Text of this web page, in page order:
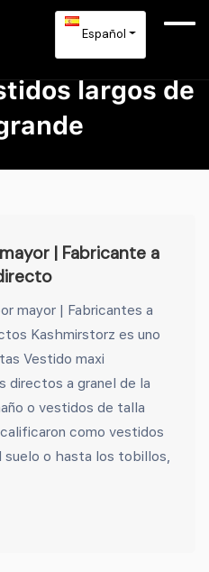
Español
largos de
| Fabricante a
mayor | Fabricantes a
Kashmirstorz es uno
Vestido maxi
directos a granel de la
o vestidos de talla
como vestidos
o hasta los tobillos,